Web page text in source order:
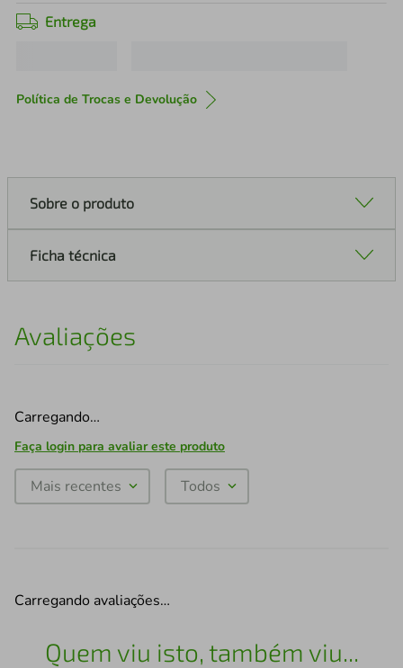
Entrega
Política de Trocas e Devolução
Sobre o produto
Ficha técnica
Avaliações
Carregando…
Faça login para avaliar este produto
Mais recentes Todos
Carregando avaliações…
Quem viu isto, também viu...